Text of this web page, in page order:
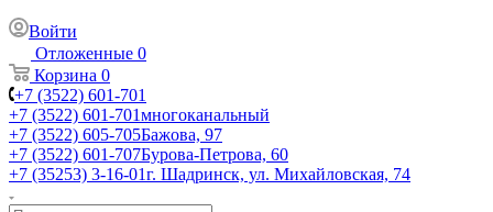
Войти
Отложенные 0
Корзина 0
+7 (3522) 601-701
+7 (3522) 601-701многоканальный
+7 (3522) 605-705Бажова, 97
+7 (3522) 601-707Бурова-Петрова, 60
+7 (35253) 3-16-01г. Шадринск, ул. Михайловская, 74